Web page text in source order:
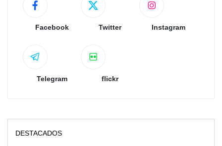
Facebook Twitter Instagram
Telegram flickr
DESTACADOS